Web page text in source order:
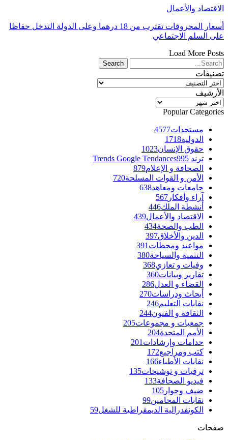
الاقتصاد والأعمال
أسعار المحروقات تقترب من 18 درهما وعلى الدولة التدخل حفاظا
على السلم الاجتماعي
Load More Posts
تصنيفات
تصنيفات
الأرشيف
الأرشيف
Popular Categories
مستجدات4577
الدولية1718
حقوق الإنسان1023
ترند Trends Google Tendances 995
الصحافة و الإعلام879
الأمن و القوات المسلحة720
جامعات ومعاهد638
آراء وأفكار 567
أنشطة الملك446
الاقتصاد والأعمال439
الطب والصحة434
الدين والأخلاق397
مواعيد ومحطات 391
التنمية والسياحة380
وفيات و تعازي368
تقارير وبيانات360
القضاء و العدل286
أبحاث ودراسات270
نقابات التعليم246
الثقافة و الفنون244
جمعيات و مجموعات205
الأمم المتحدة204
خدامات وإرشادات 201
كتب ومراجيع172
نقابات الأطباء166
ترقيات و توشيحات135
فيديو الصحافة133
ضيف وحوار 105
نقابات المحامين99
الكونفدرالية الديمقراطية للشغل59
صفحات